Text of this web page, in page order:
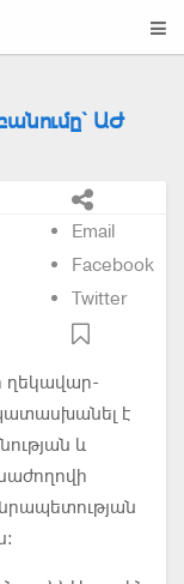
ԱԺ
Email
Facebook
Twitter
ղեկավար-
է
և